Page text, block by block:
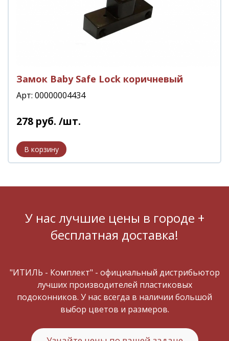
Замок Baby Safe Lock коричневый
Арт: 00000004434
278 руб. /шт.
У нас лучшие цены в городе +
бесплатная доставка!
"ИТИЛЬ - Комплект" - официальный дистрибьютор
лучших производителей пластиковых
подоконников. У нас всегда в наличии большой
выбор цветов и размеров.